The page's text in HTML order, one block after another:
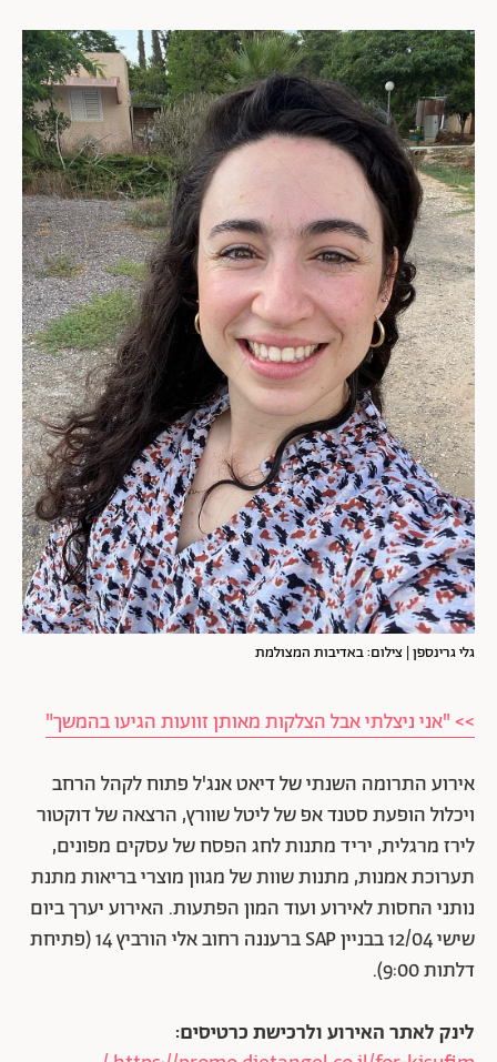
גלי גרינספן | צילום: באדיבות המצולמת
>> "אני ניצלתי אבל הצלקות מאותן זוועות הגיעו בהמשך"
אירוע התרומה השנתי של דיאט אנג'ל פתוח לקהל הרחב
ויכלול הופעת סטנד אפ של ליטל שוורץ, הרצאה של דוקטור
לירז מרגלית, יריד מתנות לחג הפסח של עסקים מפונים,
תערוכת אמנות, מתנות שוות של מגוון מוצרי בריאות מתנת
נותני החסות לאירוע ועוד המון הפתעות. האירוע יערך ביום
שישי 12/04 בבניין SAP ברעננה רחוב אלי הורביץ 14 (פתיחת
דלתות 9:00).
לינק לאתר האירוע ולרכישת כרטיסים: